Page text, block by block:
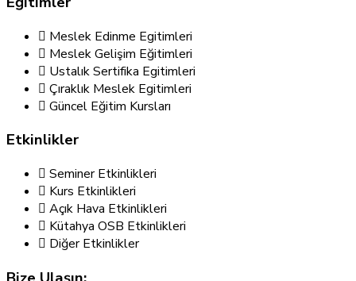
Meslek Edinme Egitimleri
Meslek Gelişim Eğitimleri
Ustalık Sertifika Egitimleri
Çıraklık Meslek Egitimleri
Güncel Eğitim Kursları
Etkinlikler
Seminer Etkinlikleri
Kurs Etkinlikleri
Açık Hava Etkinlikleri
Kütahya OSB Etkinlikleri
Diğer Etkinlikler